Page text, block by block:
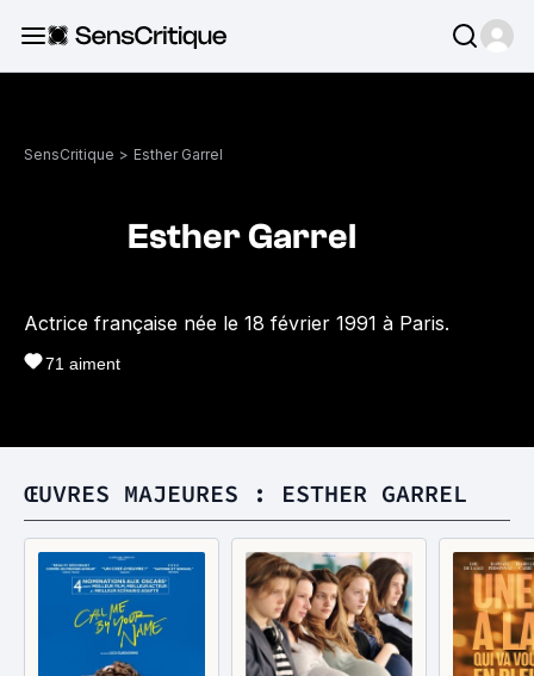
SensCritique > Esther Garrel
Esther Garrel
Actrice française née le 18 février 1991 à Paris.
71 aiment
ŒUVRES MAJEURES : ESTHER GARREL